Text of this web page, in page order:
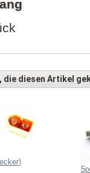
die diesen Artikel